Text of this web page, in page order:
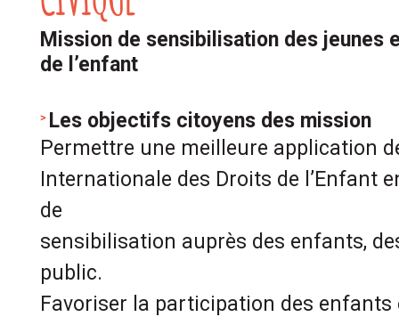
Mission de sensibilisation des jeunes
de l’enfant
Les objectifs citoyens des mission
Permettre une meilleure application
Internationale des Droits de l’Enfant
de
sensibilisation auprès des enfants,
public.
Favoriser la participation des enfants